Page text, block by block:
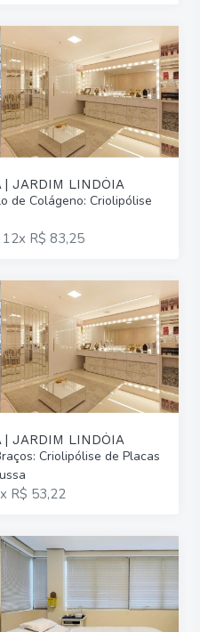
| JARDIM LINDÓIA
de Colágeno: Criolipólise
12x R$ 83,25
| JARDIM LINDÓIA
Criolipólise de Placas
R$ 53,22